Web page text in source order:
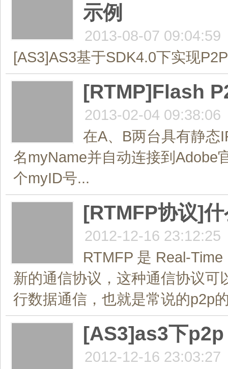
示例
2013-08-07 09:04:59
[AS3]AS3基于SDK4.0下实现
[RTMP]Flash
2013-02-04 09:38:06
在A、B两台具有静态
名myName并自动连接到Adobe
个myID号...
[RTMFP协议]
2012-12-16 23:12:25
RTMFP 是
新的通信协议，这种通信协议
行数据通信，也就是常说的p2p
[AS3]as3下
2012-12-16 23:03:27